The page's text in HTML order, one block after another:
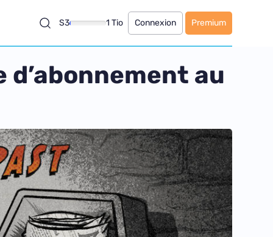
S3 1 Tio Connexion Premium
d’abonnement au